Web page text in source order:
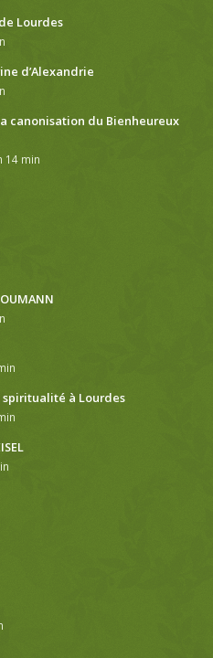
Lourdes
d’Alexandrie
canonisation du Bienheureux
14 min
à Lourdes